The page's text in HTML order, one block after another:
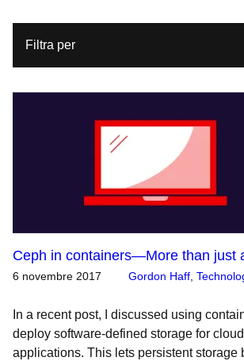
Filtra per
Ceph in containers—More than just
6 novembre 2017 Gordon Haff
In a recent post, I discussed using
deploy software-defined storage for
applications. This lets persistent storage